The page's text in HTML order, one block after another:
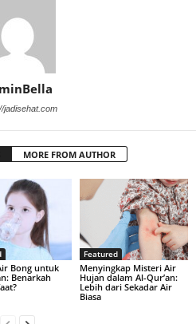
jadisehat.com
MORE FROM AUTHOR
Bong untuk
Benarkah
Featured
Menyingkap Misteri Air
Hujan dalam Al-Qur’an:
Lebih dari Sekadar Air
Biasa